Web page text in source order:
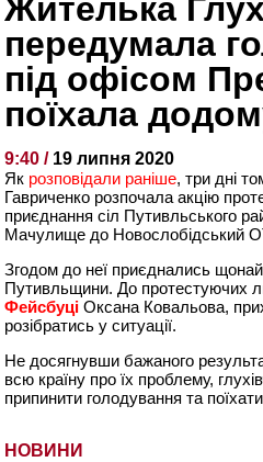
НОВИНИ
Жителька
передумала
під офісом
поїхала
9:40 / 19 липня 2020
Як розповідали раніше, три дні
Гавриченко розпочала акцію
приєднання сіл Путивльського
Мачулище до Новослобідський
Згодом до неї приєднались
Путивльщини. До протестуючих
Фейсбуці Оксана Ковальова,
розібратись у ситуації.
Не досягнувши бажаного
всю країну про їх проблему,
припинити голодування та